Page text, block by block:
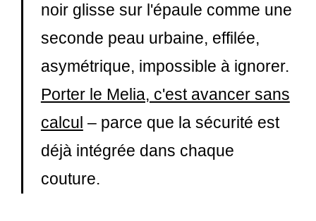
noir glisse sur l'épaule comme une
seconde peau urbaine, effilée,
asymétrique, impossible à ignorer.
Porter le Melia, c'est avancer sans
calcul – parce que la sécurité est
déjà intégrée dans chaque
couture.